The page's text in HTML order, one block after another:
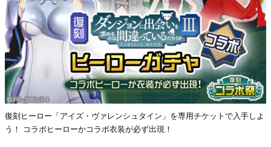
復刻ヒーロー「アイズ・ヴァレンシュタイン」を専用チケットで入手しよ
う！ コラボヒーローかコラボ衣装が必ず出現！